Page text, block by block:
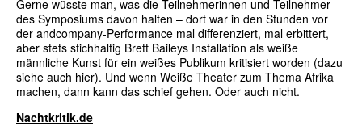
Gerne wüsste man, was die Teilnehmerinnen und Teilnehmer
des Symposiums davon halten – dort war in den Stunden vor
der andcompany-Performance mal differenziert, mal erbittert,
aber stets stichhaltig Brett Baileys Installation als weiße
männliche Kunst für ein weißes Publikum kritisiert worden (dazu
siehe auch hier). Und wenn Weiße Theater zum Thema Afrika
machen, dann kann das schief gehen. Oder auch nicht.
Nachtkritik.de